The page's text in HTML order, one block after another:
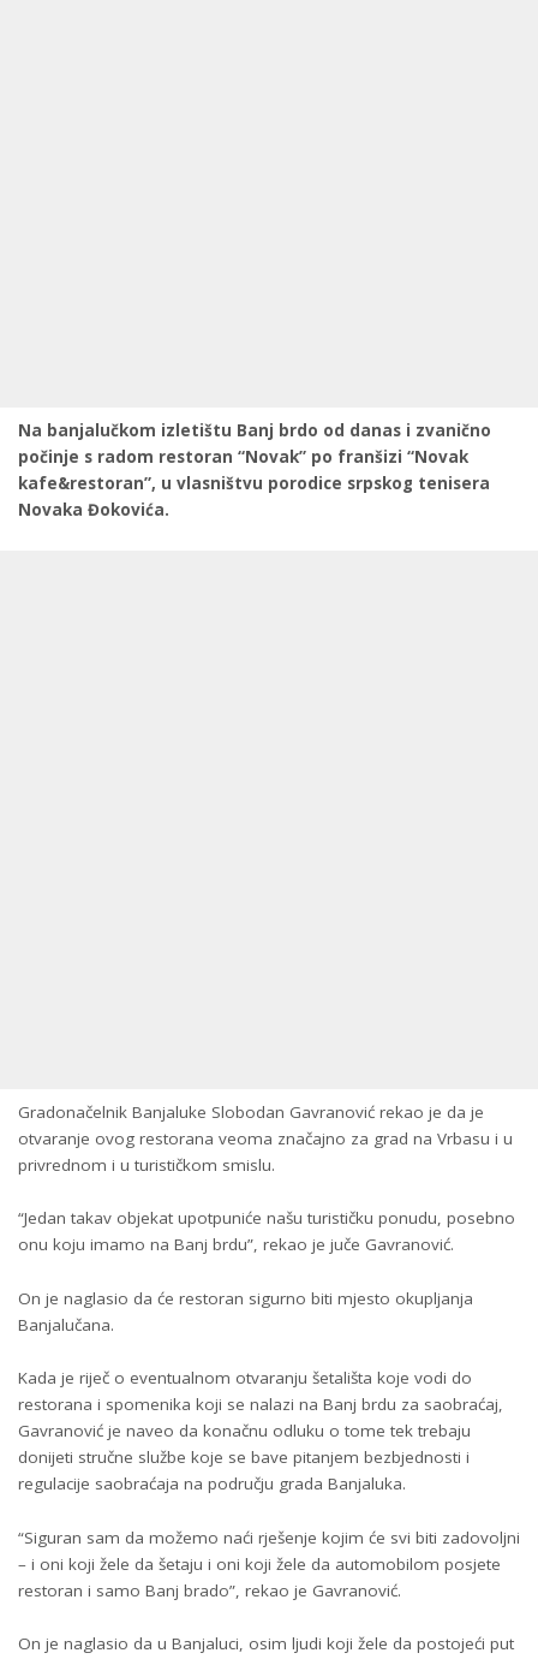
Na banjalučkom izletištu Banj brdo od danas i zvanično
počinje s radom restoran “Novak” po franšizi “Novak
kafe&restoran”, u vlasništvu porodice srpskog tenisera
Novaka Đokovića.
Gradonačelnik Banjaluke Slobodan Gavranović rekao je da je
otvaranje ovog restorana veoma značajno za grad na Vrbasu i u
privrednom i u turističkom smislu.
“Jedan takav objekat upotpuniće našu turističku ponudu, posebno
onu koju imamo na Banj brdu”, rekao je juče Gavranović.
On je naglasio da će restoran sigurno biti mjesto okupljanja
Banjalučana.
Kada je riječ o eventualnom otvaranju šetališta koje vodi do
restorana i spomenika koji se nalazi na Banj brdu za saobraćaj,
Gavranović je naveo da konačnu odluku o tome tek trebaju
donijeti stručne službe koje se bave pitanjem bezbjednosti i
regulacije saobraćaja na području grada Banjaluka.
“Siguran sam da možemo naći rješenje kojim će svi biti zadovoljni
– i oni koji žele da šetaju i oni koji žele da automobilom posjete
restoran i samo Banj brado”, rekao je Gavranović.
On je naglasio da u Banjaluci, osim ljudi koji žele da postojeći put